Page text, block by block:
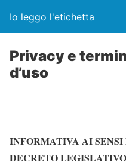
Io leggo l'etichetta
Privacy e
d’uso
INFORMATIVA AI
DECRETO